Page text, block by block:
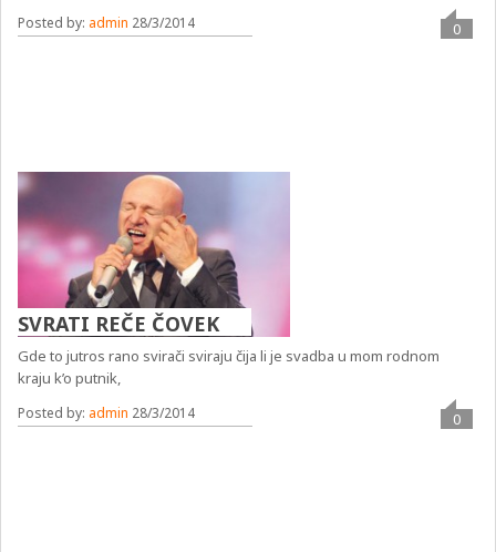
Posted by: admin 28/3/2014 0
SVRATI REČE ČOVEK
Gde to jutros rano svirači sviraju čija li je svadba u mom rodnom
kraju k’o putnik,
Posted by: admin 28/3/2014 0